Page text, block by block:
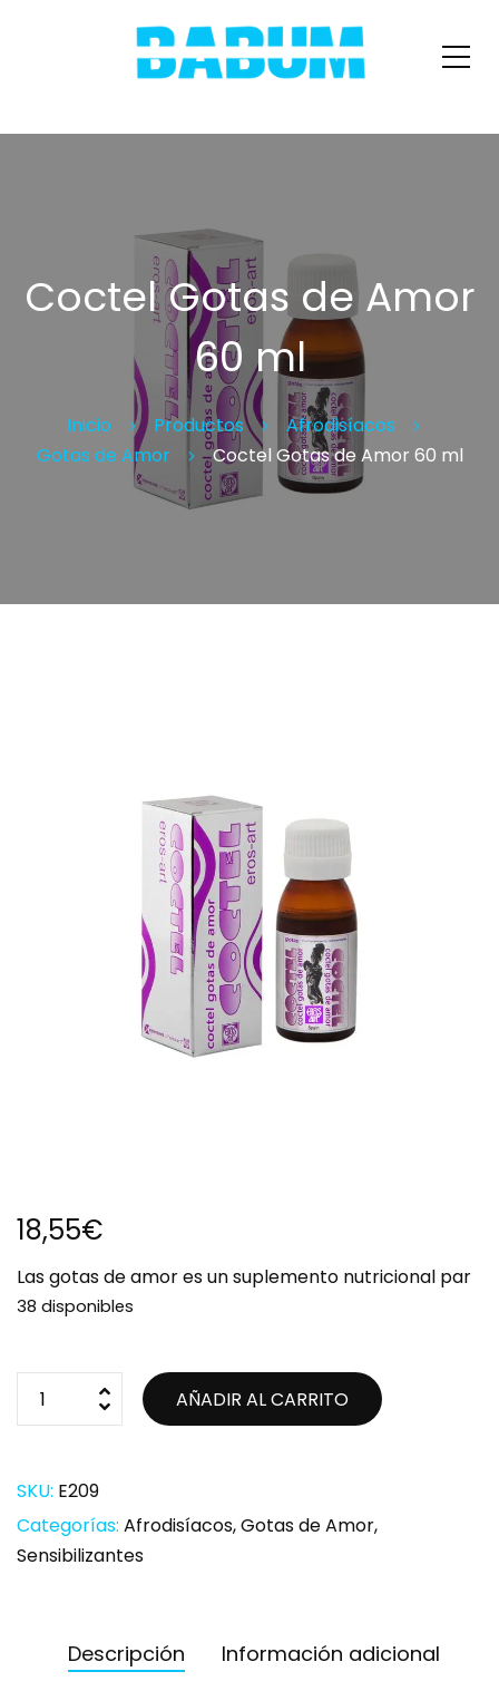
Coctel Gotas de Amor
60 ml
Inicio Productos
Afrodisíacos
Gotas de Amor
Coctel Gotas de Amor 60 ml
18,55€
Las gotas de amor es un suplemento nutricional par
38 disponibles
AÑADIR AL CARRITO
SKU: E209
Categorías: Afrodisíacos,Gotas de Amor,
Sensibilizantes
Descripción
Información adicional